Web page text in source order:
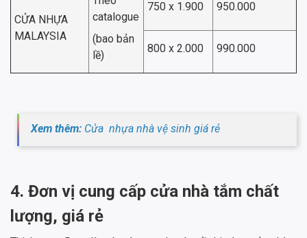
CỬA NHỰA
MALAYSIA
catalogue
(bao bản
lề)
750 x 1.900 950.000
800 x 2.000 990.000
Xem thêm: Cửa nhựa nhà vệ sinh giá rẻ
4. Đơn vị cung cấp cửa nhà tắm chất
lượng, giá rẻ